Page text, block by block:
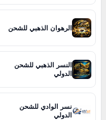
الرهوان الذهبي للشحن
النسر الذهبي للشحن
الدولي
نسر الوادي للشحن
الدولي